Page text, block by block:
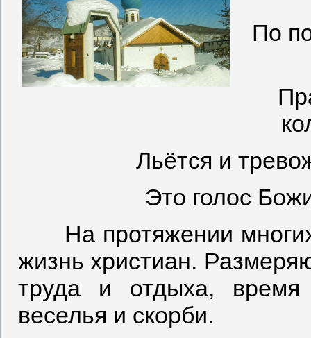
По
Льётся и
Это голос
На протяжении многих
жизнь христиан.
труда и отдыха,
веселья и скорби.